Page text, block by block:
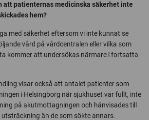
att patienternas medicinska säkerhet inte
hem?
med säkerhet eftersom vi inte kunnat se
vård på vårdcentralen eller vilka som
kommer att undersökas närmare i fortsatta
visar också att antalet patienter som
i Helsingborg när sjukhuset var fullt, inte
på akutmottagningen och hänvisades till
än de som sökte annars.